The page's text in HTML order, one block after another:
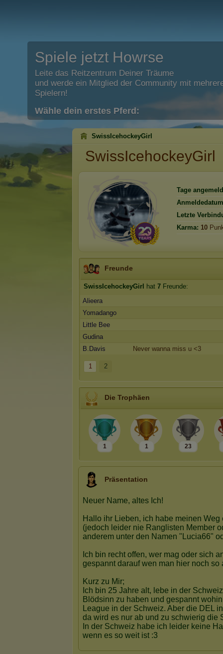
Spiele jetzt Howrse
Leite das Reitzentrum Deiner Träume
und werde ein Mitglied der Community mit
Spielern!
Wähle dein erstes Pferd:
SwissIcehockeyGirl
SwissIcehockeyGirl
Tage
Letzte
Karma: 10
Freunde
SwissIcehockeyGirl hat 7 Freunde:
Alieera
Yomadango
Little Bee
Gudina
B.Davis
Never wanna miss u <3
1 2
Die Trophäen
1 1 23
Präsentation